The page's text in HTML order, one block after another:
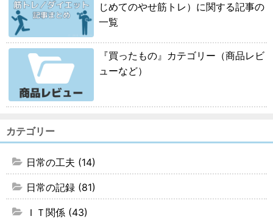
じめてのやせ筋トレ）に関する記事の
一覧
『買ったもの』カテゴリー（商品レビ
ューなど）
カテゴリー
日常の工夫 (14)
日常の記録 (81)
ＩＴ関係 (43)